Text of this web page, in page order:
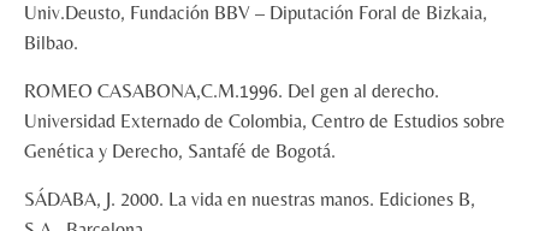
Univ.Deusto, Fundación BBV – Diputación Foral de Bizkaia,
Bilbao.
ROMEO CASABONA,C.M.1996. Del gen al derecho.
Universidad Externado de Colombia, Centro de Estudios sobre
Genética y Derecho, Santafé de Bogotá.
SÁDABA, J. 2000. La vida en nuestras manos. Ediciones B,